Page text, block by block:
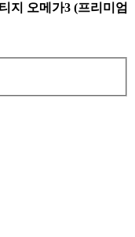
지 오메가3 (프리미엄